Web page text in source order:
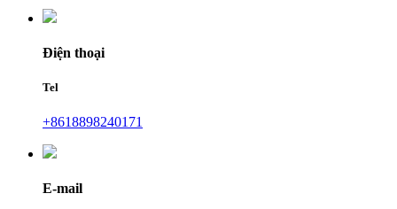
Điện thoại
Tel
+8618898240171
E-mail